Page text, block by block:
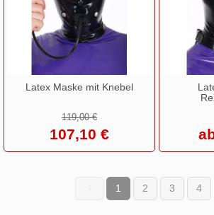
Latex Maske mit Knebel
119,00 €
107,10 €
1 (current)
2 3 4